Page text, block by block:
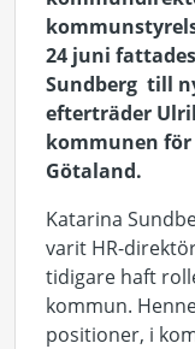
24 juni
Sundberg till
efterträder
kommunen
Götaland.
Katarina
varit HR-
tidigare haft
kommun.
positioner, i